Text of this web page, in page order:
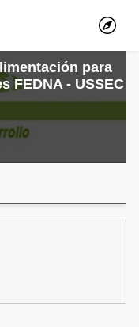
para
FEDNA - USSEC